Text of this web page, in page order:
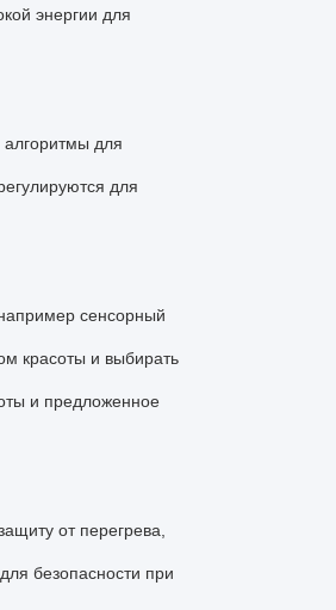
энергии для
алгоритмы для
для
сенсорный
красоты и выбирать
и предложенное
от перегрева,
безопасности при